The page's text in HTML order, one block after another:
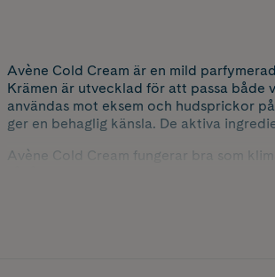
Avène Cold Cream är en mild
Krämen är utvecklad för att passa både
användas mot eksem och hudsprickor
ger en behaglig känsla. De aktiva
Avène Cold Cream fungerar bra som